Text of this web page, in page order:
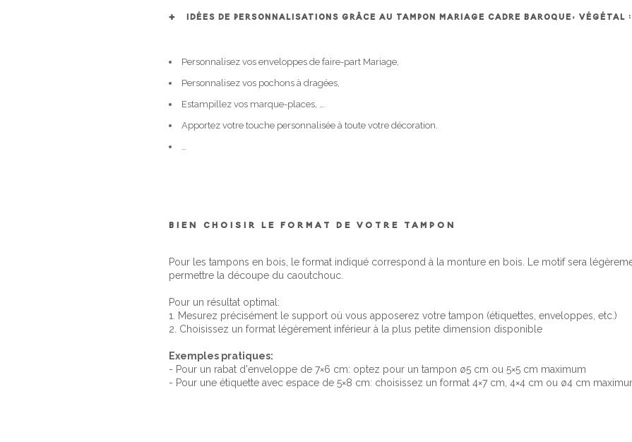
IDÉES DE PERSONNALISATIONS GRÂCE AU TAMPON MARIAGE CADRE BAROQUE, VÉGÉTAL :
Personnalisez vos enveloppes de faire-part Mariage,
Personnalisez vos pochons à dragées,
Estampillez vos marque-places, …
Apportez votre touche personnalisée à toute votre décoration.
BIEN CHOISIR LE FORMAT DE VOTRE TAMPON
Pour les tampons en bois, le format indiqué correspond à la monture en bois. Le motif sera
permettre la découpe du caoutchouc.
Pour un résultat optimal:
1. Mesurez précisément le support où vous apposerez votre tampon (étiquettes, enveloppes, etc.)
2. Choisissez un format légèrement inférieur à la plus petite dimension disponible
Exemples pratiques:
- Pour un rabat d'enveloppe de 7×6 cm: optez pour un tampon ø5 cm ou 5×5 cm maximum
- Pour une étiquette avec espace de 5×8 cm: choisissez un format 4×7 cm, 4×4 cm ou ø4 cm